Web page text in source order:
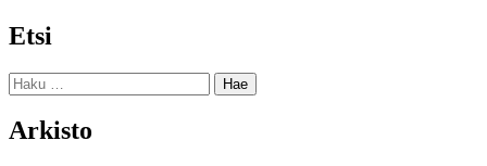
Etsi
Haku:
Arkisto